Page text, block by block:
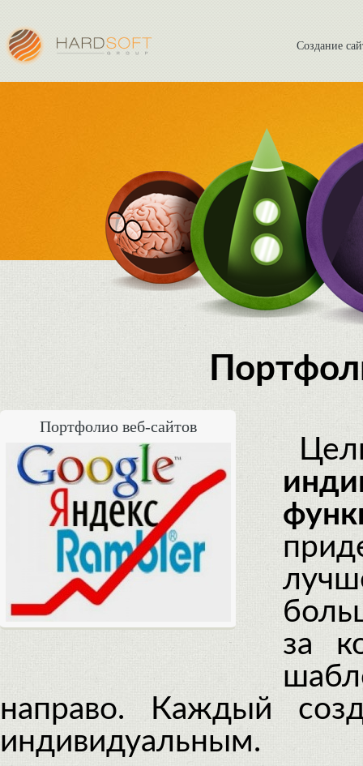
Создание
Портфолио веб-сайтов
за
направо. Каждый
индивидуальным.